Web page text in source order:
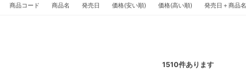
商品コード 商品名 発売日 価格(安い順) 価格(高い順) 発売日＋商品名
1510件あります